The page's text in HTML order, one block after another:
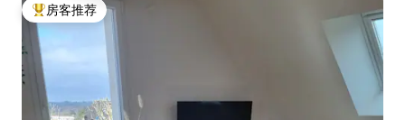
热门「房客推荐」
房客推荐